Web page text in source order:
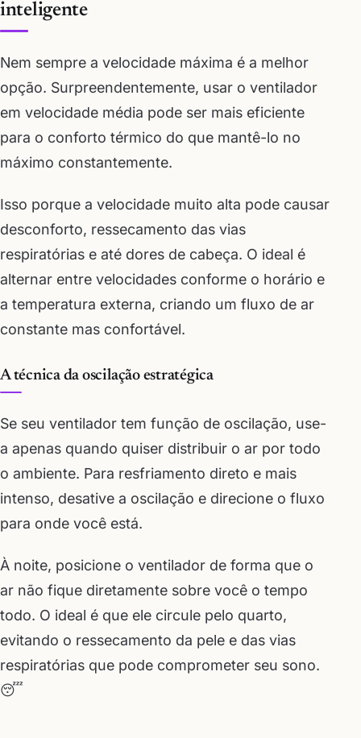
inteligente
Nem sempre a velocidade máxima é a melhor
opção. Surpreendentemente, usar o ventilador
em velocidade média pode ser mais eficiente
para o conforto térmico do que mantê-lo no
máximo constantemente.
Isso porque a velocidade muito alta pode causar
desconforto, ressecamento das vias
respiratórias e até dores de cabeça. O ideal é
alternar entre velocidades conforme o horário e
a temperatura externa, criando um fluxo de ar
constante mas confortável.
A técnica da oscilação estratégica
Se seu ventilador tem função de oscilação, use-
a apenas quando quiser distribuir o ar por todo
o ambiente. Para resfriamento direto e mais
intenso, desative a oscilação e direcione o fluxo
para onde você está.
À noite, posicione o ventilador de forma que o
ar não fique diretamente sobre você o tempo
todo. O ideal é que ele circule pelo quarto,
evitando o ressecamento da pele e das vias
respiratórias que pode comprometer seu sono.
😴